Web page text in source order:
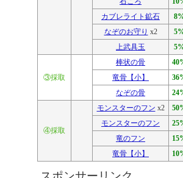
カブレライト鉱石
なぞのお守り x2
上武具玉
③採取
棒状の骨
竜骨【小】
なぞの骨
④採取
モンスターのフン x2
モンスターのフン
竜のフン
竜骨【小】